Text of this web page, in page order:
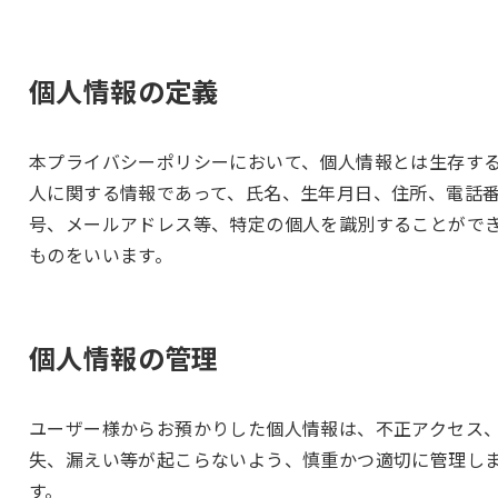
個人情報の定義
本プライバシーポリシーにおいて、個人情報とは生存す
人に関する情報であって、氏名、生年月日、住所、電話
号、メールアドレス等、特定の個人を識別することがで
ものをいいます。
個人情報の管理
ユーザー様からお預かりした個人情報は、不正アクセス
失、漏えい等が起こらないよう、慎重かつ適切に管理し
す。